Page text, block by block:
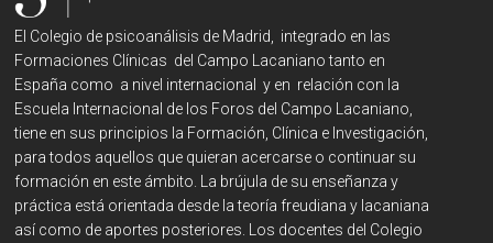
El Colegio de psicoanálisis de Madrid, integrado en las
Formaciones Clínicas del Campo Lacaniano tanto en
España como a nivel internacional y en relación con la
Escuela Internacional de los Foros del Campo Lacaniano,
tiene en sus principios la Formación, Clínica e Investigación,
para todos aquellos que quieran acercarse o continuar su
formación en este ámbito. La brújula de su enseñanza y
práctica está orientada desde la teoría freudiana y lacaniana
así como de aportes posteriores. Los docentes del Colegio